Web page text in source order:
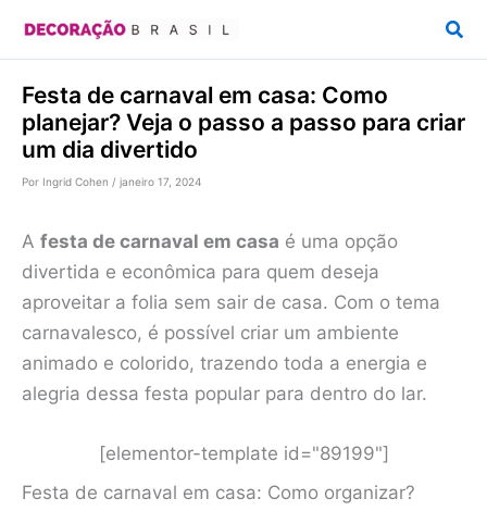
conteúdo
Festa de carnaval em casa: Como
planejar? Veja o passo a passo para criar
um dia divertido
Por Ingrid Cohen / janeiro 17, 2024
A festa de carnaval em casa é uma opção
divertida e econômica para quem deseja
aproveitar a folia sem sair de casa. Com o tema
carnavalesco, é possível criar um ambiente
animado e colorido, trazendo toda a energia e
alegria dessa festa popular para dentro do lar.
[elementor-template id="89199"]
Festa de carnaval em casa: Como organizar?